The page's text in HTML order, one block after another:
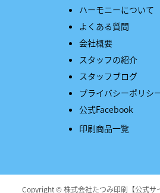
ハーモニーについて
よくある質問
会社概要
スタッフの紹介
スタッフブログ
プライバシーポリシ
公式Facebook
印刷商品一覧
Copyright © 株式会社たつみ印刷【公式サ